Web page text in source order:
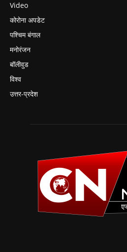
Video
कोरोना अपडेट
पश्चिम बंगाल
मनोरंजन
बॉलीवुड
विश्व
उत्तर-प्रदेश